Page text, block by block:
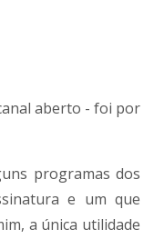
aberto - foi por
programas dos
e um que
a única utilidade